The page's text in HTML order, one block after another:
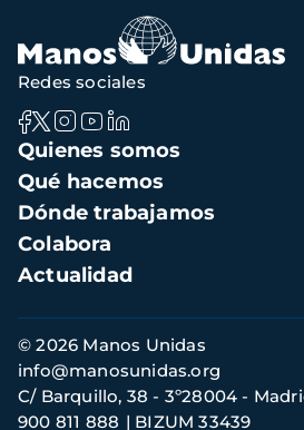
navegación
Navegación
principal
Quienes somos
Qué hacemos
Dónde trabajamos
Colabora
Actualidad
Redes sociales
Información
de
contacto
© 2026 Manos Unidas
C/ Barquillo, 38 - 3º28004 -
900 811 888
BIZUM 33439
info@manosunidas.org